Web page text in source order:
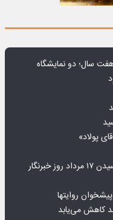
سال؛ دو نمایشگاه
پولاد»
روایت­ها